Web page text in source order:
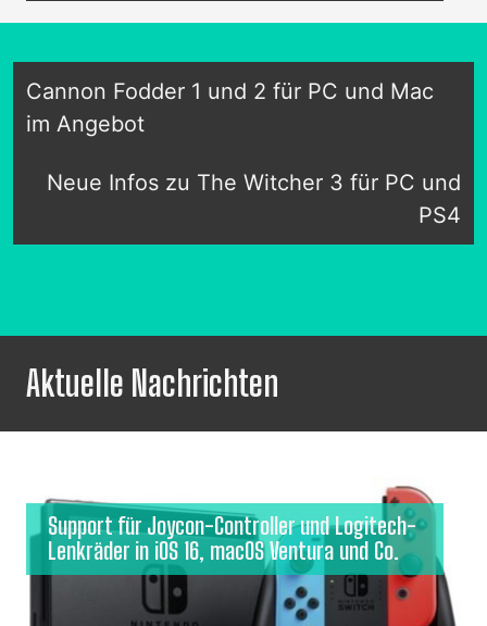
Cannon Fodder 1 und 2 für PC und Mac
im Angebot
Neue Infos zu The Witcher 3 für PC und
PS4
Aktuelle Nachrichten
Support für Joycon-Controller und Logitech-
Lenkräder in iOS 16, macOS Ventura und Co.